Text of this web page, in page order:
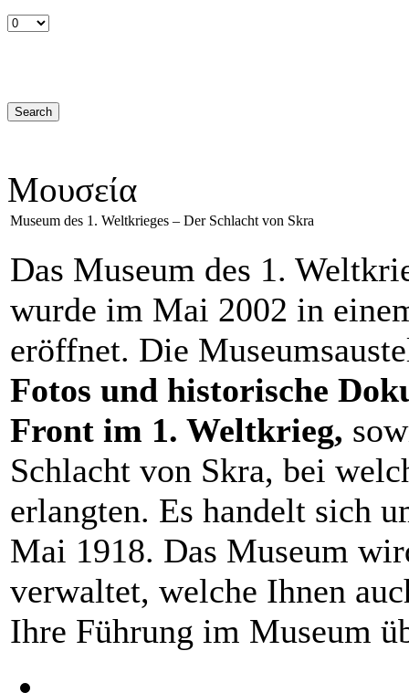
Μουσεία
Museum des 1. Weltkrieges – Der Schlacht von Skra
Das Museum des 1.
wurde im Mai 2002 in
eröffnet. Die
Fotos und historische
Front im 1. Weltkrieg,
Schlacht von Skra, bei
erlangten. Es handelt sich
Mai 1918. Das Museum
verwaltet, welche Ihnen
Ihre Führung im Museum